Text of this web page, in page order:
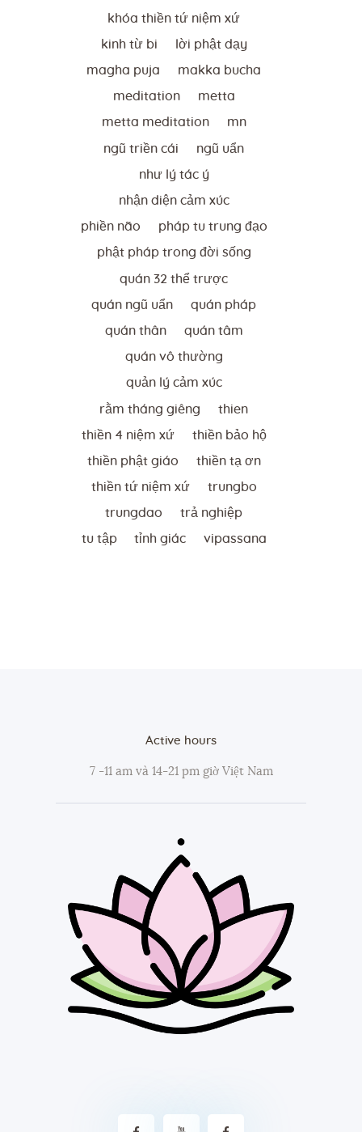
khóa thiền tứ niệm xứ
kinh từ bi lời phật dạy
magha puja makka bucha
meditation metta
metta meditation mn
ngũ triền cái ngũ uẩn
như lý tác ý
nhận diện cảm xúc
phiền não pháp tu trung đạo
phật pháp trong đời sống
quán 32 thể trược
quán ngũ uẩn quán pháp
quán thân quán tâm
quán vô thường
quản lý cảm xúc
rằm tháng giêng thien
thiền 4 niệm xứ thiền bảo hộ
thiền phật giáo thiền tạ ơn
thiền tứ niệm xứ trungbo
trungdao trả nghiệp
tu tập tỉnh giác vipassana
Active hours
7 -11 am và 14-21 pm giờ Việt Nam